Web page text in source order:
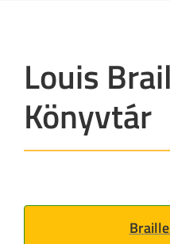
Louis
Könyvtár